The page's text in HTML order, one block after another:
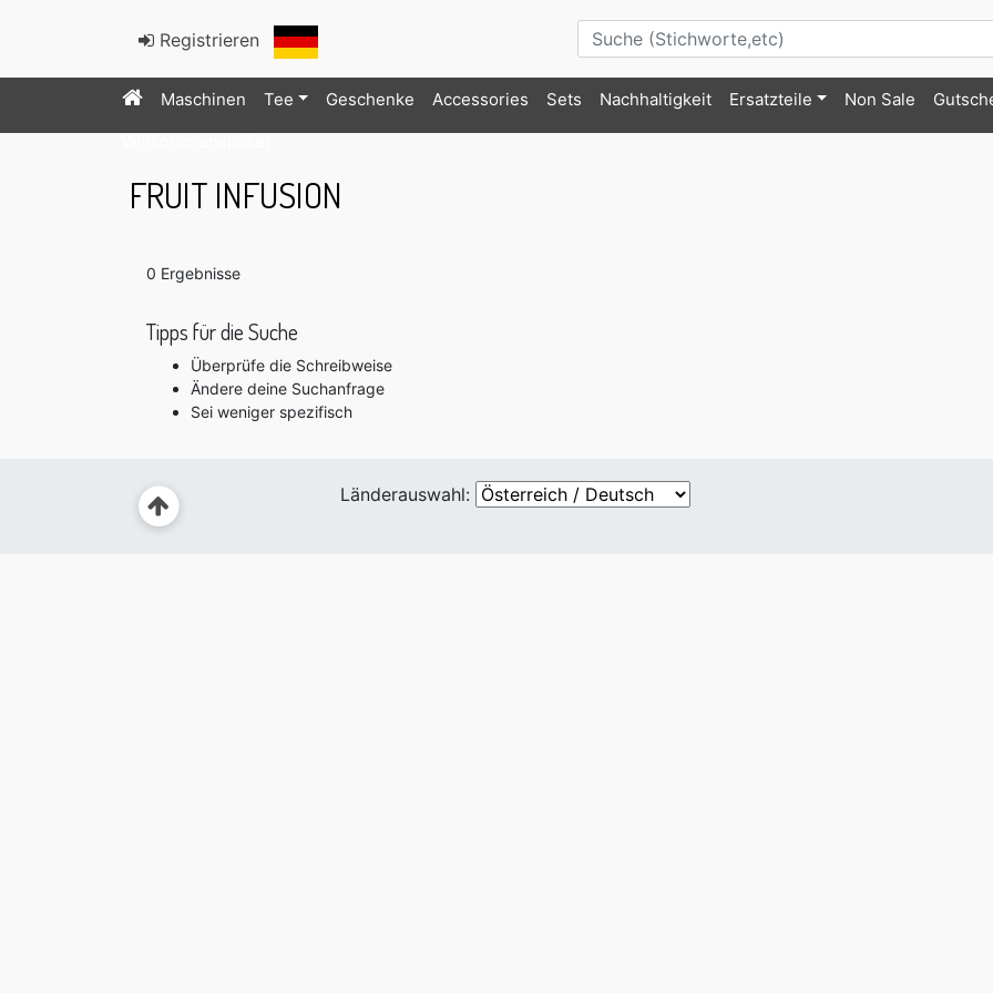
Registrieren
Maschinen Tee Geschenke Accessories Sets Nachhaltigkeit Ersatzteile Non Sale
FRUIT INFUSION
0 Ergebnisse
Tipps für die Suche
Überprüfe die Schreibweise
Ändere deine Suchanfrage
Sei weniger spezifisch
Länderauswahl: